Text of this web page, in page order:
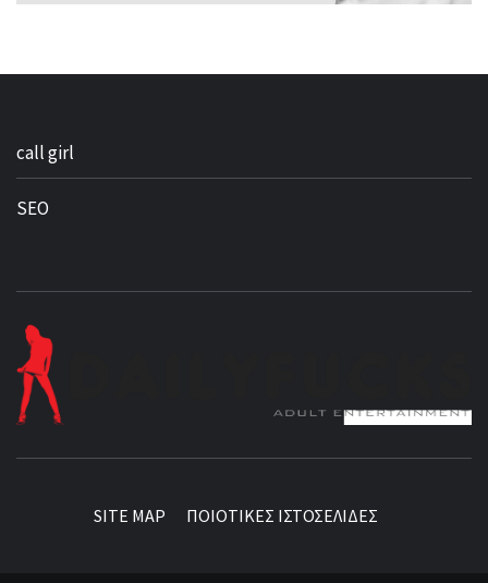
call girl
SEO
SITE MAP ΠΟΙΟΤΙΚΕΣ ΙΣΤΟΣΕΛΙΔΕΣ